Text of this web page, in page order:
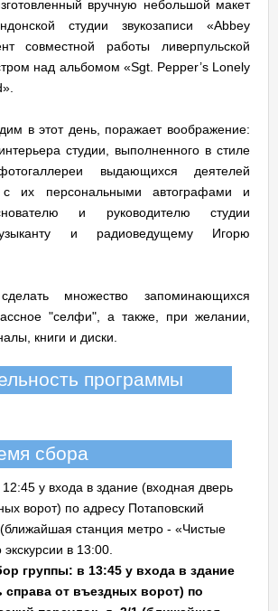
вручную небольшой макет
студии звукозаписи «Abbey
совместной работы ливерпульской
над альбомом «Sgt. Pepper’s Lonely
в этот день, поражает воображение:
студии, выполненного в стиле
выдающихся деятелей
с их персональными автографами и
и руководителю студии
и радиоведущему Игорю
множество запоминающихся
"селфи", а также, при желании,
книги и диски.
программы
сбора
12:45 у входа в здание (входная дверь
ворот) по адресу Потаповский
станция метро - «Чистые
в 13:00.
группы: в 13:45 у входа в здание
справа от въездных ворот) по